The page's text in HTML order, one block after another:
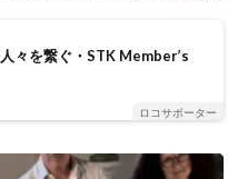
々を繋ぐ・STK Member’s
ロコサポーター